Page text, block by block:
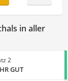
in aller
2
GUT